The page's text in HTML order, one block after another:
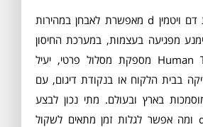
הזמינות של בדיקת דם ויטמין d מאפשרת לאבחן במהירות
מפגיעה בעצמות, במערכת החיסון
ובמצב הרוח. Human Test מספקת מסלול פרטי, יעיל
בבית הלקוח או בנקודת דיגום, עם
בארץ ובעולם. מתי נכון לבצע
בדיקת דם ויטמין d ומה אפשר לגלות זמן מתאים לשקול